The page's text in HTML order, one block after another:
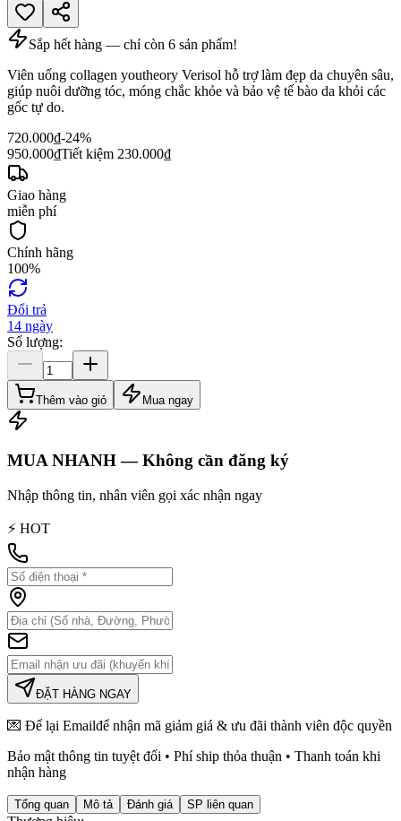
Sắp hết hàng — chỉ còn 6 sản phẩm!
Viên uống collagen youtheory Verisol hỗ trợ làm đẹp da chuyên sâu,
giúp nuôi dưỡng tóc, móng chắc khỏe và bảo vệ tế bào da khỏi các
gốc tự do.
720.000₫-24%
950.000₫Tiết kiệm 230.000₫
Giao hàng
miễn phí
Chính hãng
100%
Đổi trả
14 ngày
Số lượng:
Thêm vào giỏ Mua ngay
MUA NHANH — Không cần đăng ký
Nhập thông tin, nhân viên gọi xác nhận ngay
⚡ HOT
ĐẶT HÀNG NGAY
💌 Để lại Emailđể nhận mã giảm giá & ưu đãi thành viên độc quyền
Bảo mật thông tin tuyệt đối • Phí ship thỏa thuận • Thanh toán khi
nhận hàng
Tổng quan Mô tả Đánh giá SP liên quan